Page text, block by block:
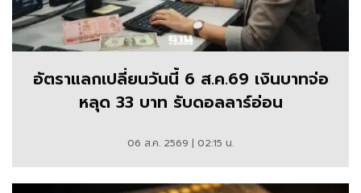
อัตราแลกเปลี่ยนวันนี้ 6 ส.ค.69 เงินบาทจ่อ
หลุด 33 บาท รับดอลลาร์อ่อน
06 ส.ค. 2569 | 02:15 น.